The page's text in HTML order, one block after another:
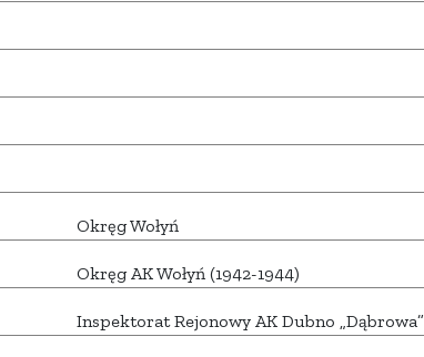
Okręg Wołyń
Okręg AK Wołyń (1942-1944)
Inspektorat Rejonowy AK Dubno „Dąbrowa”